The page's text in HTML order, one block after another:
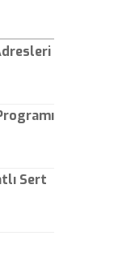
Sert